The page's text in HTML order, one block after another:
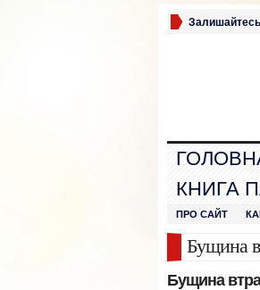
КНИГА
ПРО САЙТ
Бущина
Бущина